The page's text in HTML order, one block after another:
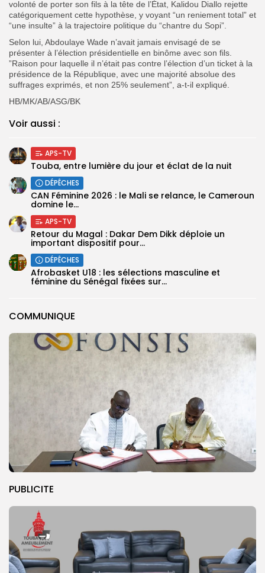
COMMUNIQUE
PUBLICITE
volonté de porter son fils à la tête de l’État, Kalidou Diallo rejette
catégoriquement cette hypothèse, y voyant “un reniement total” et
“une insulte” à la trajectoire politique du “chantre du Sopi”.
Selon lui, Abdoulaye Wade n’avait jamais envisagé de se
présenter à l’élection présidentielle en binôme avec son fils.
”Raison pour laquelle il n’était pas contre l’élection d’un ticket à la
présidence de la République, avec une majorité absolue des
suffrages exprimés, et non 25% seulement”, a-t-il expliqué.
HB/MK/AB/ASG/BK
Voir aussi :
APS-TV
Touba, entre lumière du jour et éclat de la nuit
DÉPÊCHES
‎CAN Féminine 2026 : le Mali se relance, le Cameroun
domine le...
APS-TV
Retour du Magal : Dakar Dem Dikk déploie un
important dispositif pour...
DÉPÊCHES
‎Afrobasket U18 : les sélections masculine et
féminine du Sénégal fixées sur...